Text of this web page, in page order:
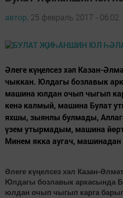
автор, 25 февраль 2017 - 06:02
Әлеге күңелсез хәл Казан-
чыккан. Юлдагы бозлавык
машина юлдан очып чыгып
кенә калмый, машина Булат
яхшы, зыянлы булмады,
үзем утырмадым, машина
Минем якка аугач, машинадан
Әлеге күңелсез хәл Казан-
Юлдагы бозлавык аркасында
юлдан очып чыгып карга